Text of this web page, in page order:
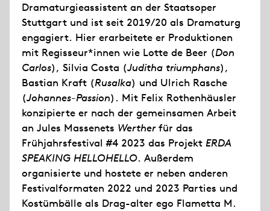
Dramaturgieassistent an der Staatsoper
Stuttgart und ist seit 2019/20 als Dramaturg
engagiert. Hier erarbeitete er Produktionen
mit Regisseur*innen wie Lotte de Beer (Don
Carlos), Silvia Costa (Juditha triumphans),
Bastian Kraft (Rusalka) und Ulrich Rasche
(Johannes-Passion). Mit Felix Rothenhäusler
konzipierte er nach der gemeinsamen Arbeit
an Jules Massenets Wertherfür das
Frühjahrsfestival #4 2023 das Projekt ERDA
SPEAKING HELLOHELLO. Außerdem
organisierte und hostete er neben anderen
Festivalformaten 2022 und 2023 Parties und
Kostümbälle als Drag-alter ego Flametta M.